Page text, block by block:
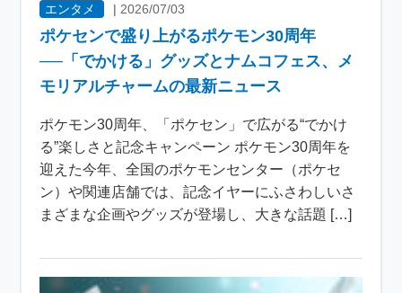
エンタメ | 2026/07/03
ポケセンで盛り上がるポケモン30周年
──「でかける」グッズとナムコフェス、メ
モリアルチャームの最新ニュース
ポケモン30周年、「ポケセン」で広がる“でかけ
る”楽しさと記念キャンペーン ポケモン30周年を
迎えた今年、全国のポケモンセンター（ポケセ
ン）や関連店舗では、記念イヤーにふさわしいさ
まざまな企画やグッズが登場し、大きな話題 […]